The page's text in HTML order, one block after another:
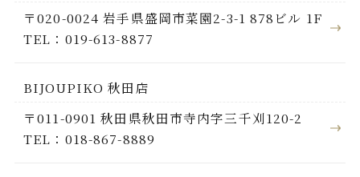
〒020-0024 岩手県盛岡市菜園2-3-1 878ビル 1F
TEL：019-613-8877
BIJOUPIKO 秋田店
〒011-0901 秋田県秋田市寺内字三千刈120-2
TEL：018-867-8889